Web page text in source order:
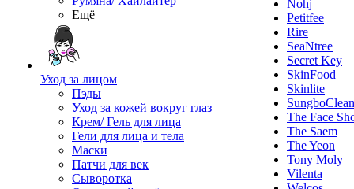
Ещё
Уход за лицом
Пэды
Уход за кожей вокруг глаз
Крем/ Гель для лица
Гели для лица и тела
Маски
Патчи для век
Сыворотка
Nohj
Petitfee
Rire
SeaNtree
Secret Key
SkinFood
Skinlite
The Face
The Saem
The Yeon
Tony Moly
Vilenta